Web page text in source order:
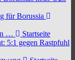
für Borussia
…
Startseite
5:1 gegen Rastpfuhl